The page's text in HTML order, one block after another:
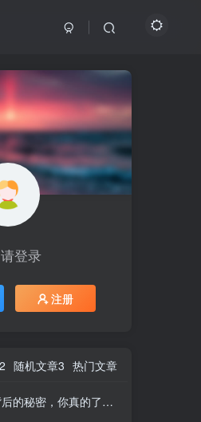
登录
注册
随机文章3 热门文章
秘密，你真的了解吗？
登录
注册
随机文章3 热门文章
秘密，你真的了解吗？